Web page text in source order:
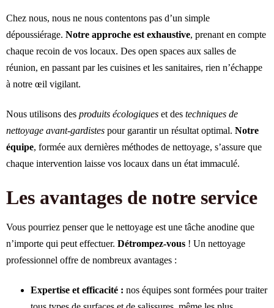
Chez nous, nous ne nous contentons pas d’un simple
dépoussiérage. Notre approche est exhaustive, prenant en compte
chaque recoin de vos locaux. Des open spaces aux salles de
réunion, en passant par les cuisines et les sanitaires, rien n’échappe
à notre œil vigilant.
Nous utilisons des produits écologiques et des techniques de
nettoyage avant-gardistes pour garantir un résultat optimal. Notre
équipe, formée aux dernières méthodes de nettoyage, s’assure que
chaque intervention laisse vos locaux dans un état immaculé.
Les avantages de notre service
Vous pourriez penser que le nettoyage est une tâche anodine que
n’importe qui peut effectuer. Détrompez-vous ! Un nettoyage
professionnel offre de nombreux avantages :
Expertise et efficacité : nos équipes sont formées pour traiter